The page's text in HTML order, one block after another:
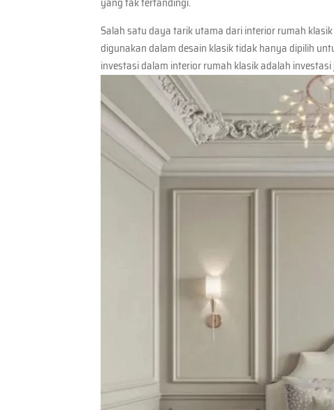
Salah satu daya tarik utama dari interior rumah
digunakan dalam desain klasik tidak hanya dipilih
investasi dalam interior rumah klasik adalah